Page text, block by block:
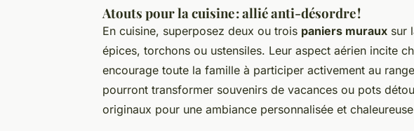
Atouts pour la cuisine : allié anti-désordre !
En cuisine, superposez deux ou trois paniers muraux sur
épices, torchons ou ustensiles. Leur aspect aérien incite
encourage toute la famille à participer activement au
pourront transformer souvenirs de vacances ou pots
originaux pour une ambiance personnalisée et